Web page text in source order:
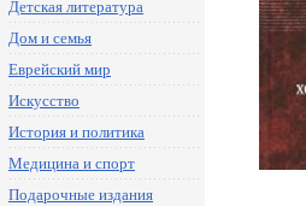
Детская литература
Дом и семья
Еврейский мир
Искусство
История и политика
Медицина и спорт
Подарочные издания